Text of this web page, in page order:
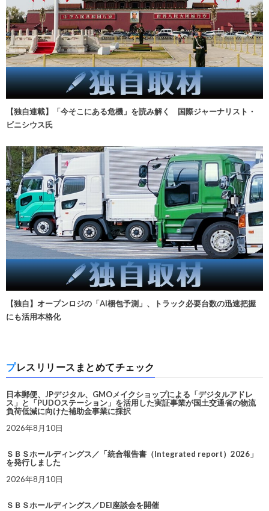
【独自連載】「今そこにある危機」を読み解く 国際ジャーナリスト・
ビニシウス氏
【独自】オープンロジの「AI梱包予測」、トラック必要台数の迅速把握
にも活用本格化
プレスリリースまとめてチェック
日本郵便、JPデジタル、GMOメイクショップによる「デジタルアドレ
ス」と「PUDOステーション」を活用した実証事業が国土交通省の物流
負荷低減に向けた補助金事業に採択
2026年8月10日
ＳＢＳホールディングス／「統合報告書（Integrated report）2026」
を発行しました
2026年8月10日
ＳＢＳホールディングス／DEI座談会を開催